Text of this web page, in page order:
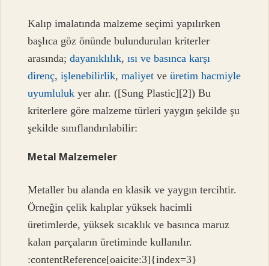
Kalıp imalatında malzeme seçimi yapılırken
başlıca göz önünde bulundurulan kriterler
arasında;dayanıklılık,ısı ve basınca karşı
direnç,işlenebilirlik,maliyet veüretim hacmiyle
uyumluluk yer alır. ([Sung Plastic][2]) Bu
kriterlere göre malzeme türleri yaygın şekilde şu
şekilde sınıflandırılabilir:
Metal Malzemeler
Metaller bu alanda en klasik ve yaygın tercihtir.
Örneğin çelik kalıplar yüksek hacimli
üretimlerde, yüksek sıcaklık ve basınca maruz
kalan parçaların üretiminde kullanılır.
:contentReference[oaicite:3]{index=3}